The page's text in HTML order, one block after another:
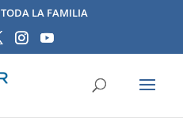
TODA LA FAMILIA